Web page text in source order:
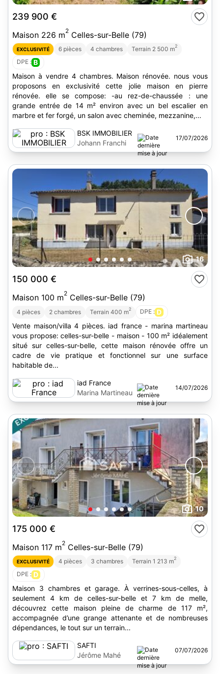
239 900 €
Maison 226 m2 Celles-sur-Belle (79)
EXCLUSIVITÉ 6 pièces 4 chambres Terrain 2 500 m2
DPE : B
Maison à vendre 4 chambres. Maison rénovée. nous vous
proposons en exclusivité cette jolie maison en pierre
rénovée. elle se compose: -au rez-de-chaussée : une
grande entrée de 14 m² environ avec un bel escalier en
marbre et fer forgé, un salon avec cheminée, mezzanine,...
BSK IMMOBILIER
Johann Franchi
17/07/2026
16
150 000 €
Maison 100 m2 Celles-sur-Belle (79)
4 pièces 2 chambres Terrain 400 m2 DPE : D
Vente maison/villa 4 pièces. iad france - marina martineau
vous propose: celles-sur-belle - maison - 100 m² idéalement
situé sur celles-sur-belle, cette maison rénovée offre un
cadre de vie pratique et fonctionnel sur une surface
habitable de...
iad France
Marina Martineau
14/07/2026
10
175 000 €
Maison 117 m2 Celles-sur-Belle (79)
EXCLUSIVITÉ 4 pièces 3 chambres Terrain 1 213 m2
DPE : D
Maison 3 chambres et garage. À verrines-sous-celles, à
seulement 4 km de celles-sur-belle et 7 km de melle,
découvrez cette maison pleine de charme de 117 m²,
accompagnée d’une grange attenante et de nombreuses
dépendances, le tout sur un terrain...
SAFTI
Jérôme Mahé
07/07/2026